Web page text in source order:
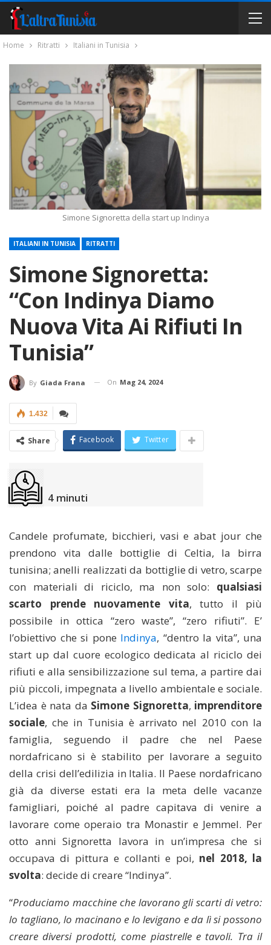
Home Ritratti Italiani in Tunisia
Simone Signoretta della start up Indinya
ITALIANI IN TUNISIA RITRATTI
Simone Signoretta:
“Con Indinya Diamo
Nuova Vita Ai Rifiuti In
Tunisia”
By Giada Frana On Mag 24, 2024
1.432
Share Facebook Twitter
4 minuti
Candele profumate, bicchieri, vasi e abat jour che
prendono vita dalle bottiglie di Celtia, la birra
tunisina; anelli realizzati da bottiglie di vetro, scarpe
con materiali di riciclo, ma non solo: qualsiasi
scarto prende nuovamente vita, tutto il più
possibile in ottica “zero waste”, “zero rifiuti”. E’
l’obiettivo che si pone Indinya, “dentro la vita”, una
start up dal cuore ecologico dedicata al riciclo dei
rifiuti e alla sensibilizzazione sul tema, a partire dai
più piccoli, impegnata a livello ambientale e sociale.
L’idea è nata da Simone Signoretta, imprenditore
sociale, che in Tunisia è arrivato nel 2010 con la
famiglia, seguendo il padre che nel Paese
nordafricano si è stabilito per lavorare a seguito
della crisi dell’edilizia in Italia. Il Paese nordafricano
già da diverse estati era la meta delle vacanze
famigliari, poiché al padre capitava di venire a
lavorare come operaio tra Monastir e Jemmel. Per
otto anni Signoretta lavora in un’impresa che si
occupava di pittura e collanti e poi, nel 2018, la
svolta: decide di creare “Indinya”.
“Produciamo macchine che lavorano gli scarti di vetro:
lo tagliano, lo macinano e lo levigano e da lì si possono
creare diversi prodotti, come piastrelle e tavoli. Tra il